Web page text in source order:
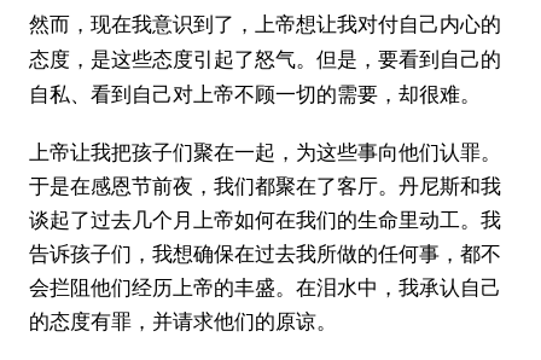
然而，现在我意识到了，
上帝想让我对付自己内心的
态度，是这些态度引起了怒气。 但是，要看到自己的
自私、看到自己对上帝不顾一切的需要，却很难。
上帝让我把孩子们聚在一起，为这些事向他们认罪。
于是在感恩节前夜，我们都聚在了客厅。丹尼斯和我
谈起了过去几个月上帝如何在我们的生命里动工。我
告诉孩子们，我想确保在过去我所做的任何事，都不
会拦阻他们经历上帝的丰盛。在泪水中，我承认自己
的态度有罪，并请求他们的原谅。